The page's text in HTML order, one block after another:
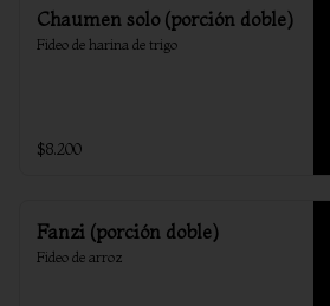
Chaumen solo (porción doble)
Fideo de harina de trigo
$8.200
Fanzi (porción doble)
Fideo de arroz